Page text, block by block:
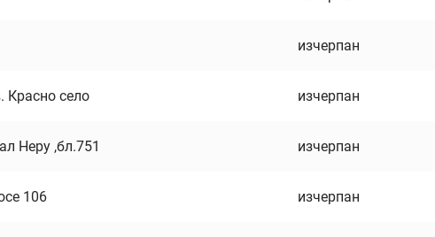
изчерпан
Красно село изчерпан
Неру ,бл.751 изчерпан
106 изчерпан